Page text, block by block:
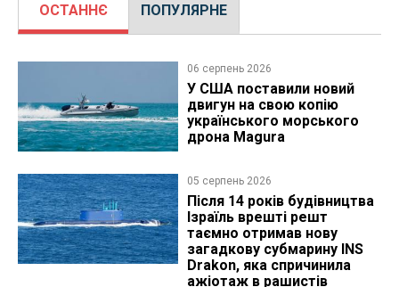
ОСТАННЄ ПОПУЛЯРНЕ
06 серпень 2026
У США поставили новий
двигун на свою копію
українського морського
дрона Magura
05 серпень 2026
Після 14 років будівництва
Ізраїль врешті решт
таємно отримав нову
загадкову субмарину INS
Drakon, яка спричинила
ажіотаж в рашистів